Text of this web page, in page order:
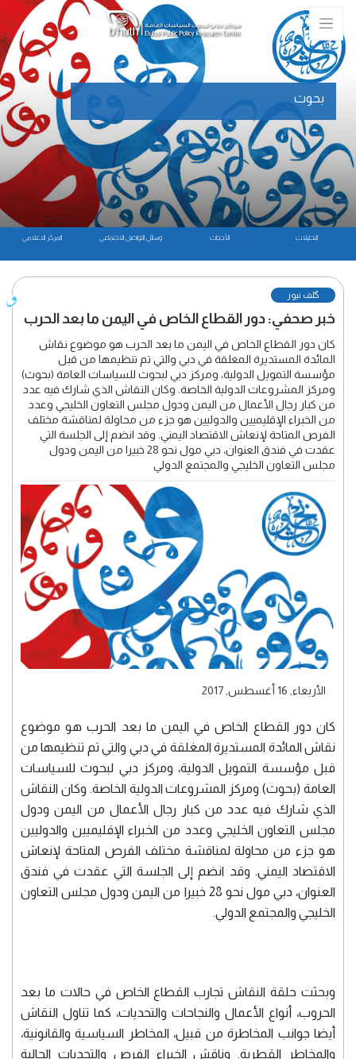
المركز الاعلامي وسائل التواصل الاجتماعي الأحداث التحليلات
بحوث
گلف نیوز
خبر صحفي: دور القطاع الخاص في اليمن ما بعد الحرب
كان دور القطاع الخاص في اليمن ما بعد الحرب هو موضوع نقاش
المائدة المستديرة المغلقة في دبي والتي تم تنظيمها من قبل
مؤسسة التمويل الدولية، ومركز دبي لبحوث للسياسات العامة (بحوث)
ومركز المشروعات الدولية الخاصة. وكان النقاش الذي شارك فيه عدد
من كبار رجال الأعمال من اليمن ودول مجلس التعاون الخليجي وعدد
من الخبراء الإقليميين والدوليين هو جزء من محاولة لمناقشة مختلف
الفرص المتاحة لإنعاش الاقتصاد اليمني. وقد انضم إلى الجلسة التي
عقدت في فندق العنوان، دبي مول نحو 28 خبيرا من اليمن ودول
مجلس التعاون الخليجي والمجتمع الدولي
الأربعاء, 16 أغسطس, 2017
كان دور القطاع الخاص في اليمن ما بعد الحرب هو موضوع
نقاش المائدة المستديرة المغلقة في دبي والتي تم تنظيمها من
قبل مؤسسة التمويل الدولية، ومركز دبي لبحوث للسياسات
العامة (بحوث) ومركز المشروعات الدولية الخاصة. وكان النقاش
الذي شارك فيه عدد من كبار رجال الأعمال من اليمن ودول
مجلس التعاون الخليجي وعدد من الخبراء الإقليميين والدوليين
هو جزء من محاولة لمناقشة مختلف الفرص المتاحة لإنعاش
الاقتصاد اليمني. وقد انضم إلى الجلسة التي عقدت في فندق
العنوان، دبي مول نحو 28 خبيرا من اليمن ودول مجلس التعاون
الخليجي والمجتمع الدولي.
وبحثت حلقة النقاش تجارب القطاع الخاص في حالات ما بعد
الحروب، أنواع الأعمال والنجاحات والتحديات، كما تناول النقاش
أيضا جوانب المخاطرة من قبيل، المخاطر السياسية والقانونية،
والمخاطر القطرية. وناقش الخبراء الفرص والتحديات الحالية